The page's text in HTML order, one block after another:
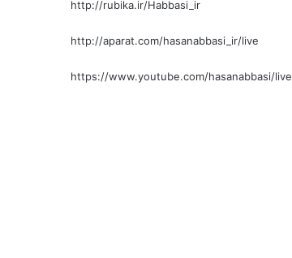
http://rubika.ir/Habbasi_ir
http://aparat.com/hasanabbasi_ir/live
https://www.youtube.com/hasanabbasi/live